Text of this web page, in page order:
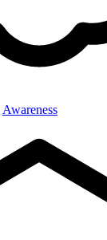
Awareness